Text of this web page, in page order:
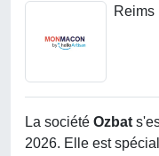
Reims
La société Ozbat
2026. Elle est